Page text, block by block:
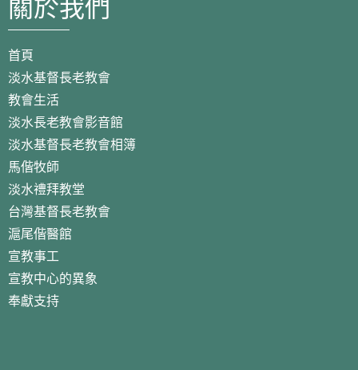
首頁
淡水基督長老教會
教會生活
淡水長老教會影音館
淡水基督長老教會相簿
馬偕牧師
淡水禮拜教堂
台灣基督長老教會
滬尾偕醫館
宣教事工
宣教中心的異象
奉獻支持